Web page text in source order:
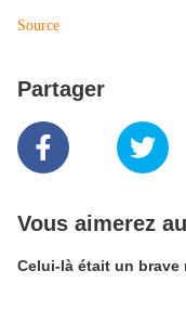
Source
Partager
Vous aimerez
Celui-là était un brave